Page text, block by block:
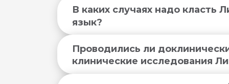
В каких случаях надо класть
язык?
Проводились ли
клинические исследования